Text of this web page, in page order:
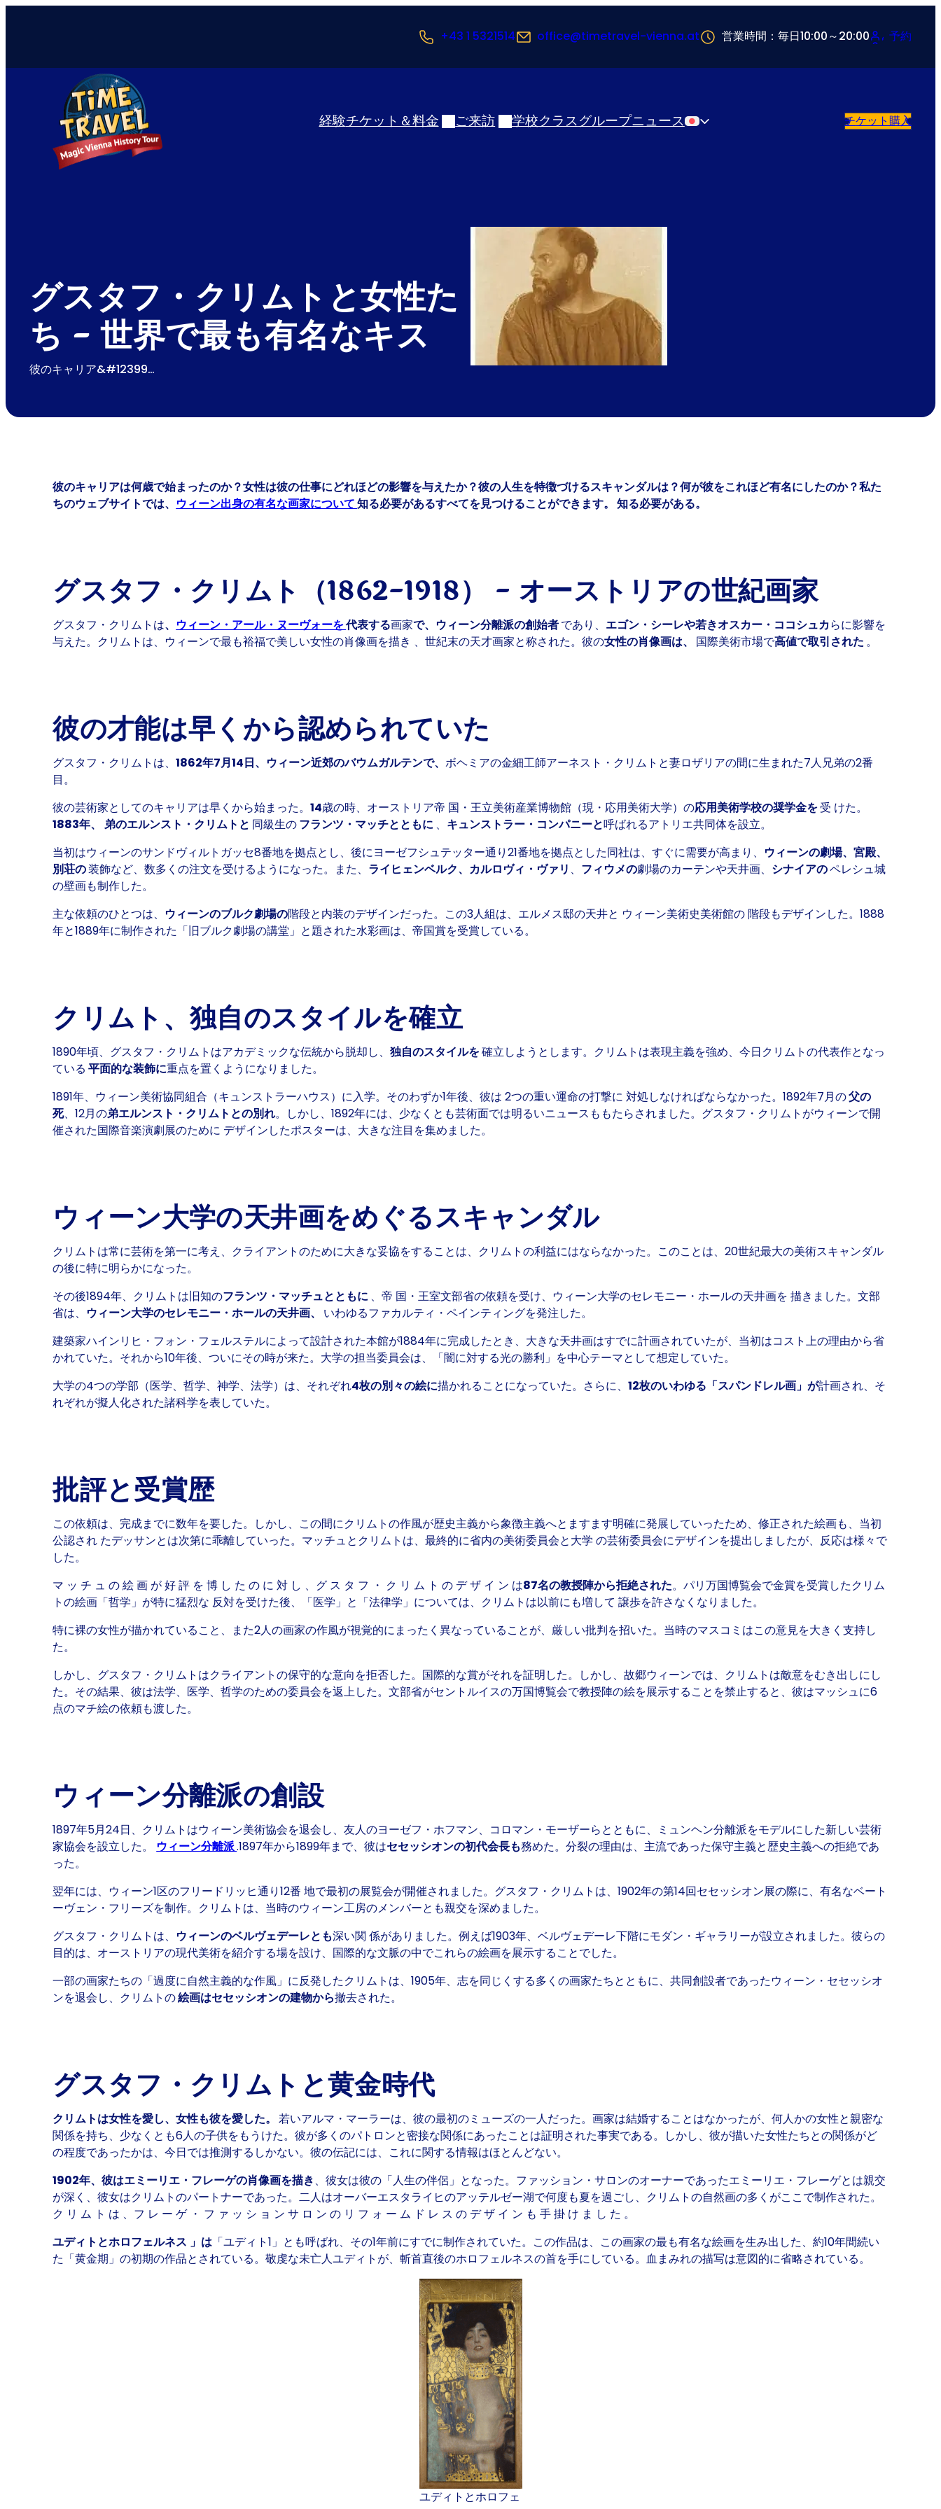
+43 1 5321514 office@timetravel-vienna.at 営業時間：毎日10:00～20:00 予約
経験チケット＆料金 ご来訪 学校クラスグループニュース 日本語 チケット購入
グスタフ・クリムトと女性た
ち - 世界で最も有名なキス
彼のキャリア&#12399…
彼のキャリアは何歳で始まったのか？女性は彼の仕事にどれほどの影響を与えたか？彼の人生を特徴づけるスキャンダルは？何が彼をこれほど有名にしたのか？私た
ちのウェブサイトでは、 ウィーン出身の有名な画家について知る必要があるすべてを見つけることができます。知る必要がある。
グスタフ・クリムト（1862-1918） - オーストリアの世紀画家
グスタフ・クリムトは、 ウィーン・アール・ヌーヴォーを代表する画家で、ウィーン分離派の創始者であり、 エゴン・シーレや若きオスカー・ココシュカらに影響を
与えた。クリムトは、ウィーンで最も裕福で美しい女性の肖像画を描き 、世紀末の天才画家と称された。彼の女性の肖像画は、 国際美術市場で高値で取引された 。
彼の才能は早くから認められていた
グスタフ・クリムトは、1862年7月14日、ウィーン近郊のバウムガルテンで、ボヘミアの金細工師アーネスト・クリムトと妻ロザリアの間に生まれた7人兄弟の2番
目。
彼の芸術家としてのキャリアは早くから始まった。14歳の時、オーストリア帝 国・王立美術産業博物館（現・応用美術大学）の応用美術学校の奨学金を受 けた。
1883年、
弟のエルンスト・クリムトと 同級生のフランツ・マッチとともに 、 キュンストラー・コンパニーと呼ばれるアトリエ共同体を設立。
当初はウィーンのサンドヴィルトガッセ8番地を拠点とし、後にヨーゼフシュテッター通り21番地を拠点とした同社は、すぐに需要が高まり、 ウィーンの劇場、宮殿、
別荘の装飾など、数多くの注文を受けるようになった。また、 ライヒェンベルク、カルロヴィ・ヴァリ 、 フィウメの劇場のカーテンや天井画、 シナイアのペレシュ城
の壁画も制作した。
主な依頼のひとつは、 ウィーンのブルク劇場の階段と内装のデザインだった。この3人組は、エルメス邸の天井と ウィーン美術史美術館の階段もデザインした。1888
年と1889年に制作された「旧ブルク劇場の講堂」と題された水彩画は、帝国賞を受賞している。
クリムト、独自のスタイルを確立
1890年頃、グスタフ・クリムトはアカデミックな伝統から脱却し、独自のスタイルを確立しようとします。クリムトは表現主義を強め、今日クリムトの代表作となっ
ている 平面的な装飾に重点を置くようになりました。
1891年、ウィーン美術協同組合（キュンストラーハウス）に入学。そのわずか1年後、彼は 2つの重い運命の打撃に対処しなければならなかった。1892年7月の父の
死、12月の弟エルンスト・クリムトとの別れ。しかし、1892年には、少なくとも芸術面では明るいニュースももたらされました。グスタフ・クリムトがウィーンで開
催された国際音楽演劇展のために デザインしたポスターは、大きな注目を集めました。
ウィーン大学の天井画をめぐるスキャンダル
クリムトは常に芸術を第一に考え、クライアントのために大きな妥協をすることは、クリムトの利益にはならなかった。このことは、20世紀最大の美術スキャンダル
の後に特に明らかになった。
その後1894年、クリムトは旧知のフランツ・マッチュとともに 、帝 国・王室文部省の依頼を受け、ウィーン大学のセレモニー・ホールの天井画を 描きました。文部
省は、 ウィーン大学のセレモニー・ホールの天井画、 いわゆるファカルティ・ペインティングを発注した。
建築家ハインリヒ・フォン・フェルステルによって設計された本館が1884年に完成したとき、大きな天井画はすでに計画されていたが、当初はコスト上の理由から省
かれていた。それから10年後、ついにその時が来た。大学の担当委員会は、「闇に対する光の勝利」を中心テーマとして想定していた。
大学の4つの学部（医学、哲学、神学、法学）は、それぞれ4枚の別々の絵に描かれることになっていた。さらに、12枚のいわゆる「スパンドレル画」が計画され、そ
れぞれが擬人化された諸科学を表していた。
批評と受賞歴
この依頼は、完成までに数年を要した。しかし、この間にクリムトの作風が歴史主義から象徴主義へと ますます明確に発展していったため、修正された絵画も、当初
公認され たデッサンとは次第に乖離していった。マッチュとクリムトは、最終的に省内の美術委員会と大学 の芸術委員会にデザインを提出しましたが、反応は様々で
した。
マ ッ チ ュ の 絵 画 が 好 評 を 博 し た の に 対 し 、グ ス タ フ ・ ク リ ム ト の デ ザ イ ン は87名の教授陣から拒絶された。パリ万国博覧会で金賞を受賞したクリム
トの絵画「哲学」が特に猛烈な 反対を受けた後、「医学」と「法律学」については、クリムトは以前にも増して 譲歩を許さなくなりました。
特に裸の女性が描かれていること、また2人の画家の作風が視覚的にまったく異なっていることが、厳しい批判を招いた。当時のマスコミはこの意見を大きく支持し
た。
しかし、グスタフ・クリムトはクライアントの保守的な意向を拒否した。国際的な賞がそれを証明した。しかし、故郷ウィーンでは、クリムトは敵意をむき出しにし
た。その結果、彼は法学、医学、哲学のための委員会を返上した。文部省がセントルイスの万国博覧会で教授陣の絵を展示することを禁止すると、彼はマッシュに6
点のマチ絵の依頼も渡した。
ウィーン分離派の創設
1897年5月24日、クリムトはウィーン美術協会を退会し、友人のヨーゼフ・ホフマン、コロマン・モーザーらとともに、ミュンヘン分離派をモデルにした新しい芸術
家協会を設立した。 ウィーン分離派.1897年から1899年まで、彼はセセッシオンの初代会長も務めた。分裂の理由は、主流であった保守主義と歴史主義への拒絶であ
った。
翌年には、ウィーン1区のフリードリッヒ通り12番 地で最初の展覧会が開催されました。グスタフ・クリムトは、1902年の第14回セセッシオン展の際に、有名なベート
ーヴェン・フリーズを制作。クリムトは、当時のウィーン工房のメンバーとも親交を深めました。
グスタフ・クリムトは、 ウィーンのベルヴェデーレとも深い関 係がありました。例えば1903年、ベルヴェデーレ下階にモダン・ギャラリーが設立されました。彼らの
目的は、オーストリアの現代美術を紹介する場を設け、国際的な文脈の中でこれらの絵画を展示することでした。
一部の画家たちの「過度に自然主義的な作風」に反発したクリムトは、1905年、志を同じくする多くの画家たちとともに、共同創設者であったウィーン・セセッシオ
ンを退会し、クリムトの絵画はセセッシオンの建物から撤去された。
グスタフ・クリムトと黄金時代
クリムトは女性を愛し、女性も彼を愛した。若いアルマ・マーラーは、彼の最初のミューズの一人だった。画家は結婚することはなかったが、何人かの女性と親密な
関係を持ち、少なくとも6人の子供をもうけた。彼が多くのパトロンと密接な関係にあったことは証明された事実である。しかし、彼が描いた女性たちとの関係がど
の程度であったかは、今日では推測するしかない。彼の伝記には、これに関する情報はほとんどない。
1902年、彼はエミーリエ・フレーゲの肖像画を描き、彼女は彼の「人生の伴侶」となった。ファッション・サロンのオーナーであったエミーリエ・フレーゲとは親交
が深く、彼女はクリムトのパートナーであった。二人はオーバーエスタライヒのアッテルゼー湖で何度も夏を過ごし、クリムトの自然画の多くがここで制作された。
ク リ ム ト は 、フ レ ー ゲ ・ フ ァ ッ シ ョ ン サ ロ ン の リ フ ォ ー ム ド レ ス の デ ザ イ ン も 手 掛 け ま し た 。
ユディトとホロフェルネス 」は 「ユディト1」とも呼ばれ、その1年前にすでに制作されていた。この作品は、この画家の最も有名な絵画を生み出した、約10年間続い
た「黄金期」の初期の作品とされている。敬虔な未亡人ユディトが、斬首直後のホロフェルネスの首を手にしている。血まみれの描写は意図的に省略されている。
ユディトとホロフェ